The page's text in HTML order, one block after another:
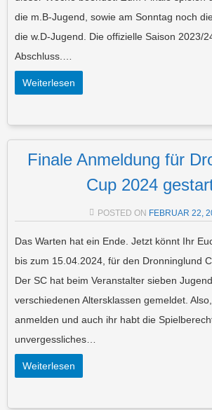
die m.B-Jugend, sowie am Sonntag noch
die w.D-Jugend. Die offizielle Saison 2023/
Abschluss.…
Weiterlesen
Finale Anmeldung für
Cup 2024
POSTED ON FEBRUAR 22,
Das Warten hat ein Ende. Jetzt könnt Ihr
bis zum 15.04.2024, für den Dronninglund
Der SC hat beim Veranstalter sieben
verschiedenen Altersklassen gemeldet.
anmelden und auch ihr habt die
unvergessliches…
Weiterlesen